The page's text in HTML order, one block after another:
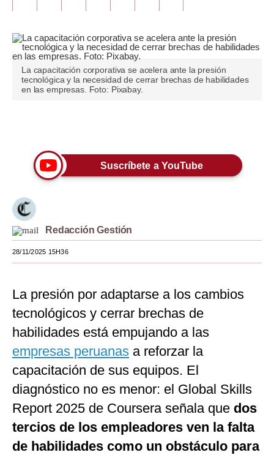
Pregunta de hoy
Blogs
Tendencias
Moda
Mundo
EEUU
México
Internacional
Tecnología
Mix
G de Gestión
La capacitación corporativa se acelera ante la presión
tecnológica y la necesidad de cerrar brechas de habilidades
en las empresas. Foto: Pixabay.
Suscríbete a YouTube
Redacción Gestión
28/11/2025 15H36
La presión por adaptarse a los cambios
tecnológicos y cerrar brechas de
habilidades está empujando a las
empresas peruanas a reforzar la
capacitación de sus equipos. El
diagnóstico no es menor: el Global Skills
Report 2025 de Coursera señala que dos
tercios de los empleadores ven la falta
de habilidades como un obstáculo para